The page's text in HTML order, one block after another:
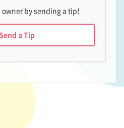
by sending a tip!
a Tip